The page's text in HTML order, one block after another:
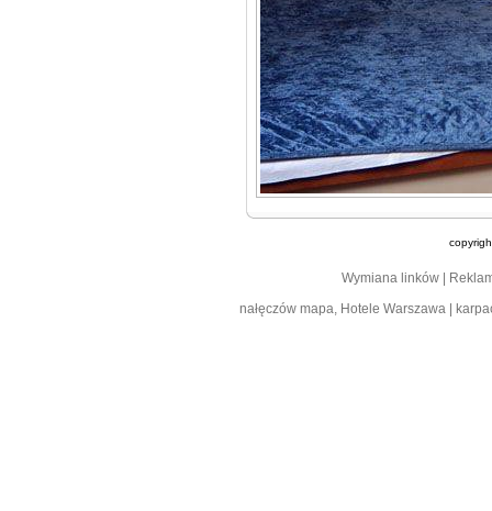
Wymiana linków
nałęczów mapa, Hotele Warszawa